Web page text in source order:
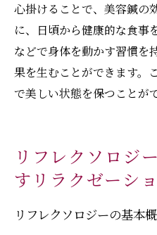
心掛けることで、美容鍼の
に、日頃から健康的な食事
などで身体を動かす習慣を
果を生むことができます。
で美しい状態を保つことが
リフレクソロジ
すリラクゼーシ
リフレクソロジーの基本